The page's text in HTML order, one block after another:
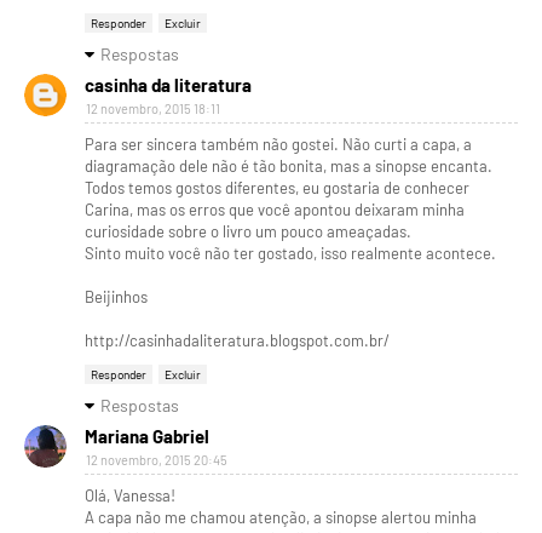
Responder Excluir
Respostas
casinha da literatura
12 novembro, 2015 18:11
Para ser sincera também não gostei. Não curti a capa, a
diagramação dele não é tão bonita, mas a sinopse encanta.
Todos temos gostos diferentes, eu gostaria de conhecer
Carina, mas os erros que você apontou deixaram minha
curiosidade sobre o livro um pouco ameaçadas.
Sinto muito você não ter gostado, isso realmente acontece.
Beijinhos
http://casinhadaliteratura.blogspot.com.br/
Responder Excluir
Respostas
Mariana Gabriel
12 novembro, 2015 20:45
Olá, Vanessa!
A capa não me chamou atenção, a sinopse alertou minha